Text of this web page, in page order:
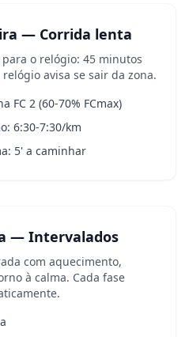
— Corrida lenta
para o relógio: 45 minutos
relógio avisa se sair da zona.
FC 2 (60-70% FCmax)
6:30-7:30/km
5' a caminhar
— Intervalados
com aquecimento,
à calma. Cada fase